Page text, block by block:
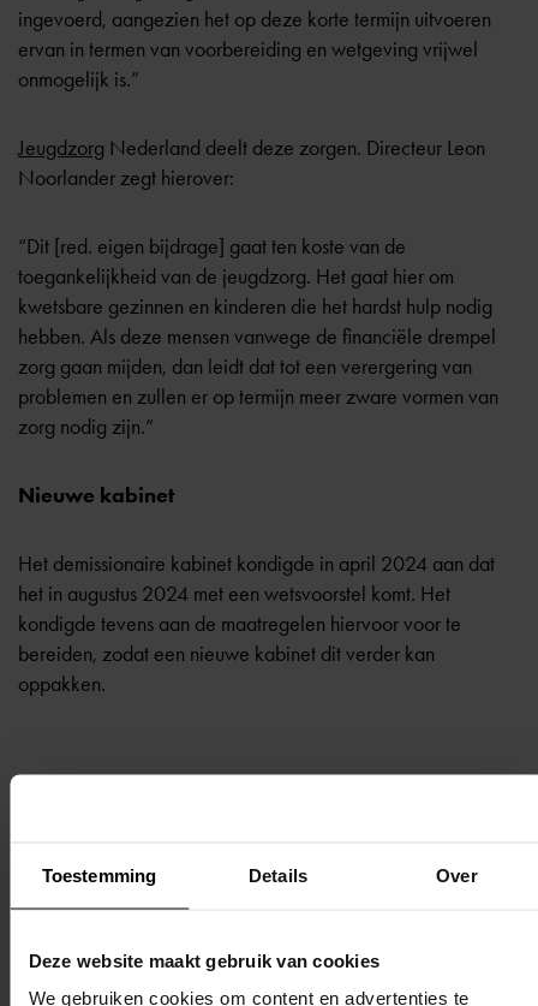
Toestemming Details Over
Deze website maakt gebruik van cookies
We gebruiken cookies om content en advertenties te
ingevoerd, aangezien het op deze korte termijn uitvoeren
ervan in termen van voorbereiding en wetgeving vrijwel
onmogelijk is.”
Jeugdzorg Nederland deelt deze zorgen. Directeur Leon
Noorlander zegt hierover:
“Dit [red. eigen bijdrage] gaat ten koste van de
toegankelijkheid van de jeugdzorg. Het gaat hier om
kwetsbare gezinnen en kinderen die het hardst hulp nodig
hebben. Als deze mensen vanwege de financiële drempel
zorg gaan mijden, dan leidt dat tot een verergering van
problemen en zullen er op termijn meer zware vormen van
zorg nodig zijn.”
Nieuwe kabinet
Het demissionaire kabinet kondigde in april 2024 aan dat
het in augustus 2024 met een wetsvoorstel komt. Het
kondigde tevens aan de maatregelen hiervoor voor te
bereiden, zodat een nieuwe kabinet dit verder kan
oppakken.